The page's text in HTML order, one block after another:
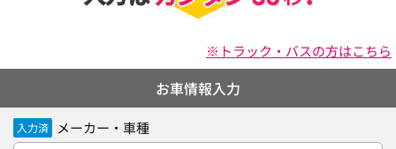
※トラック・バスの方はこちら
お車情報入力
入力済 メーカー・車種